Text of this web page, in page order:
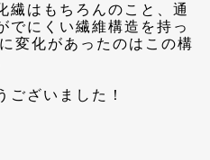
繊はもちろんのこと、通
でにくい繊維構造を持っ
変化があったのはこの構
ございました！